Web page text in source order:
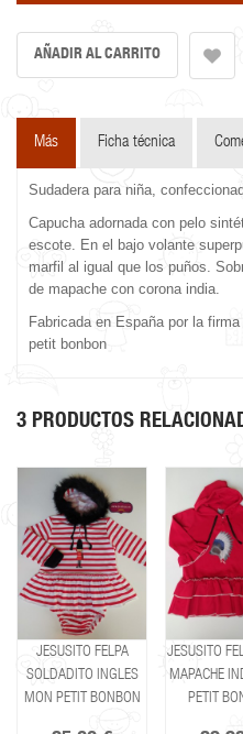
Más Ficha técnica
Sudadera para niña,
Capucha adornada con pelo
escote. En el bajo volante
marfil al igual que los puños.
de mapache con corona india.
Fabricada en España por la
petit bonbon
3 PRODUCTOS
JESUSITO FELPA
SOLDADITO INGLES
MON PETIT BONBON
JESUSITO
MAPACHE
PETIT